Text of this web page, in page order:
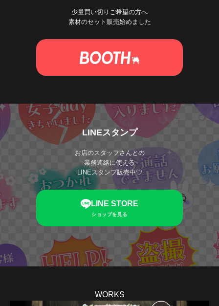
少量買い切りご希望の方へ
素材のセット販売始めました
LINEスタンプ
お店のスタッフさんとの
業務連絡に使える
LINEスタンプ販売中♡
LINE STORE
ショップを見る
WORKS